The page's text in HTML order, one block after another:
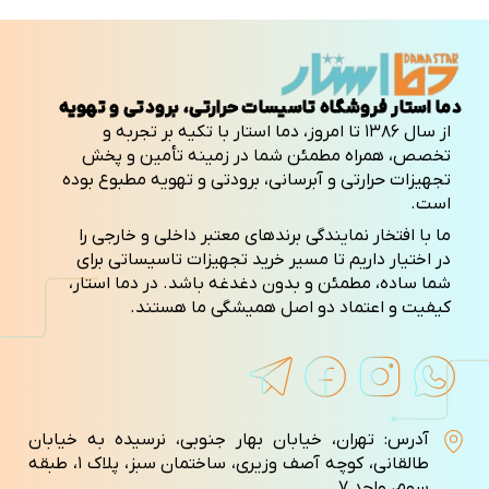
دما استار فروشگاه تاسیسات حرارتی، برودتی و تهویه
از سال ۱۳۸۶ تا امروز، دما استار با تکیه بر تجربه و
تخصص، همراه مطمئن شما در زمینه تأمین و پخش
تجهیزات حرارتی و آبرسانی، برودتی و تهویه مطبوع بوده
است.
ما با افتخار نمایندگی برندهای معتبر داخلی و خارجی را
در اختیار داریم تا مسیر خرید تجهیزات تاسیساتی برای
شما ساده، مطمئن و بدون دغدغه باشد. در دما استار،
کیفیت و اعتماد دو اصل همیشگی ما هستند.
آدرس: تهران، خیابان بهار جنوبی، نرسیده به خیابان
طالقانی، کوچه آصف وزيری، ساختمان سبز، پلاک ۱، طبقه